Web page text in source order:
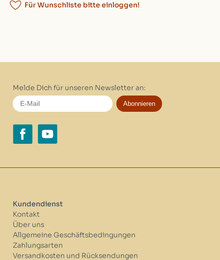
Für Wunschliste bitte einloggen!
Melde Dich für unseren Newsletter an:
Abonnieren
Kundendienst
Kontakt
Über uns
Allgemeine Geschäftsbedingungen
Zahlungsarten
Versandkosten und Rücksendungen